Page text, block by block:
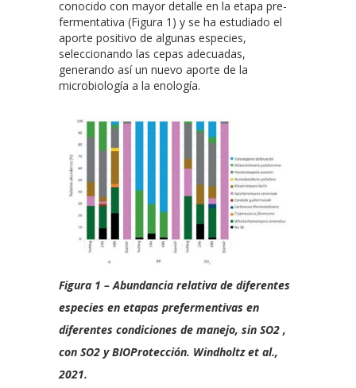
conocido con mayor detalle en la etapa pre-
fermentativa (Figura 1) y se ha estudiado el
aporte positivo de algunas especies,
seleccionando las cepas adecuadas,
generando así un nuevo aporte de la
microbiología a la enología.
Figura 1 – Abundancia relativa de diferentes
especies en etapas prefermentivas en
diferentes condiciones de manejo, sin SO2 ,
con SO2 y BIOProtección. Windholtz et al.,
2021.